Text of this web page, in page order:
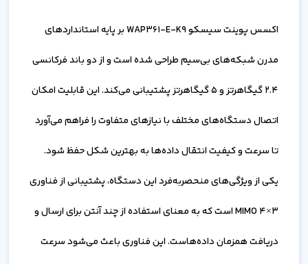
اکسس پوینت سیسکو WAP361-E-K9 بر پایه استانداردهای
مدرن شبکه‌های بی‌سیم طراحی شده است و از دو باند فرکانسی
2.4 گیگاهرتز و 5 گیگاهرتز پشتیبانی می‌کند. این قابلیت امکان
اتصال دستگاه‌های مختلف با نیازهای متفاوت را فراهم می‌آورد
تا سرعت و کیفیت انتقال داده‌ها به بهترین شکل حفظ شود.
یکی از ویژگی‌های منحصربه‌فرد این دستگاه، پشتیبانی از فناوری
3×4 MIMO است که به معنای استفاده از چند آنتن برای ارسال و
دریافت همزمان داده‌هاست. این فناوری باعث می‌شود سرعت